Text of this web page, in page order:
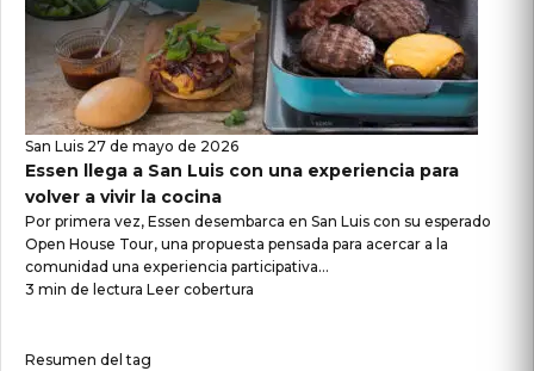
San Luis 27 de mayo de 2026
Essen llega a San Luis con una experiencia para
volver a vivir la cocina
Por primera vez, Essen desembarca en San Luis con su esperado
Open House Tour, una propuesta pensada para acercar a la
comunidad una experiencia participativa...
3 min de lectura Leer cobertura
Resumen del tag